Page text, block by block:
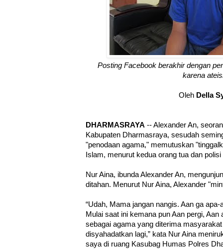
Posting Facebook berakhir dengan
karena
Oleh Della
DHARMASRAYA -- Alexander An,
Kabupaten Dharmasraya, sesudah
"penodaan agama," memutuskan
Islam, menurut kedua orang tua dan
Nur Aina, ibunda Alexander An,
ditahan. Menurut Nur Aina, Alexander
“Udah, Mama jangan nangis. Aan ga
Mulai saat ini kemana pun Aan pergi,
sebagai agama yang diterima
disyahadatkan lagi,” kata Nur Aina
saya di ruang Kasubag Humas Polres